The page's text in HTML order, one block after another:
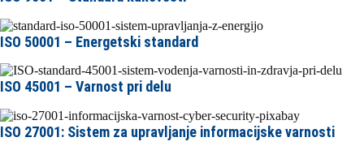
ISO 50001 – Energetski standard
ISO 45001 – Varnost pri delu
ISO 27001: Sistem za upravljanje informacijske varnosti